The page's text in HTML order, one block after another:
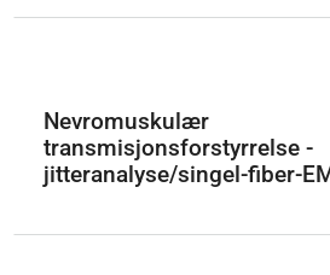
Nevromuskulær
transmisjonsforstyrrelse -
jitteranalyse/singel-fiber-